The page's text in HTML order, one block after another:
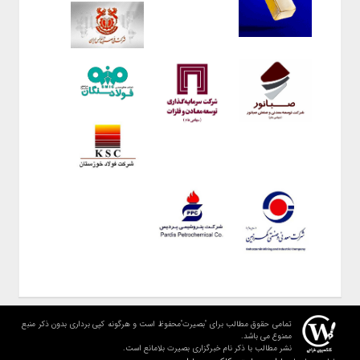
تمامی حقوق مطالب برای "بصیرت"محفوظ است و هرگونه کپی برداری بدون ذکر منبع
ممنوع می باشد.
نشر مطالب با ذکر نام خبرگزاری بصیرت بلامانع است.